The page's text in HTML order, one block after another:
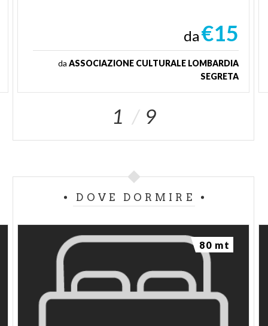
da€15
da ASSOCIAZIONE CULTURALE LOMBARDIA
SEGRETA
1 9
DOVE DORMIRE
80 mt